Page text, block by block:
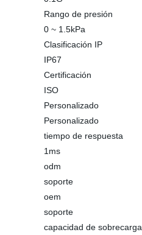
Rango de presión
0 ~ 1.5kPa
Clasificación IP
IP67
Certificación
ISO
Personalizado
Personalizado
tiempo de respuesta
1ms
odm
soporte
oem
soporte
capacidad de sobrecarga